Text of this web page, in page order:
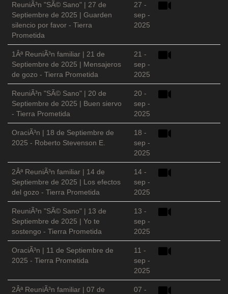
ReuniÃ³n "SÃ© Sano" | 27 de
Septiembre de 2025 | Guarden
silencio por favor - Tierra
Prometida
27 -
sep -
2025
1Âª ReuniÃ³n familiar | 21 de
Septiembre de 2025 | Mensajeros
de gozo - Tierra Prometida
21 -
sep -
2025
ReuniÃ³n "SÃ© Sano" | 20 de
Septiembre de 2025 | Buen siervo
- Tierra Prometida
20 -
sep -
2025
OraciÃ³n | 18 de Septiembre de
2025 - Roberto Stevenson E.
18 -
sep -
2025
2Âª ReuniÃ³n familiar | 14 de
Septiembre de 2025 | Los efectos
del gozo - Tierra Prometida
14 -
sep -
2025
ReuniÃ³n "SÃ© Sano" | 13 de
Septiembre de 2025 | Yo te
sostengo - Tierra Prometida
13 -
sep -
2025
OraciÃ³n | 11 de Septiembre de
2025 - Tierra Prometida
11 -
sep -
2025
2Âª ReuniÃ³n familiar | 07 de 07 -